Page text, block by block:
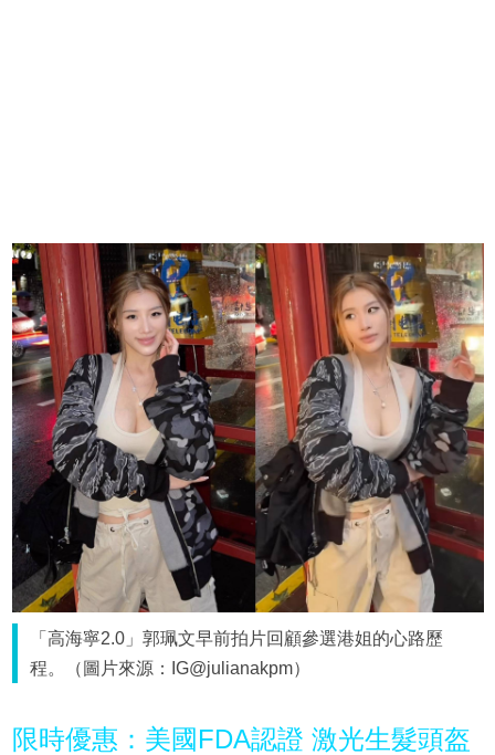
「高海寧2.0」郭珮文早前拍片回顧參選港姐的心路歷
程。（圖片來源：IG@julianakpm）
限時優惠：美國FDA認證 激光生髮頭盔